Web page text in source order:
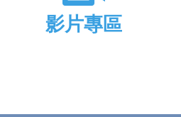
影片專區